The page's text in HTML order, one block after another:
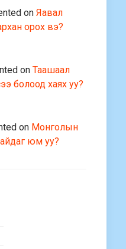
onЯавал
орох вэ?
onТаашаал
болоод хаях уу?
on Монголын
юм уу?